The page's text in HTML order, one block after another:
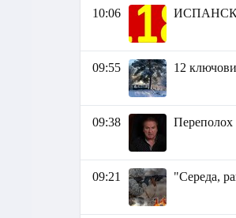
10:06
09:55 12
09:38
09:21 "Середа,